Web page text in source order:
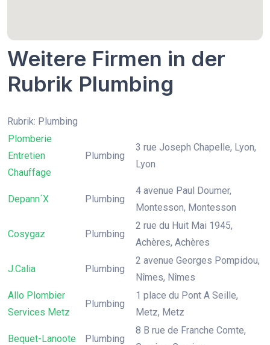
Weitere Firmen in der
Rubrik Plumbing
Rubrik: Plumbing
Plomberie
Entretien
Chauffage
Plumbing
3 rue Joseph Chapelle, Lyon,
Lyon
Depann´X Plumbing
4 avenue Paul Doumer,
Montesson, Montesson
Cosygaz Plumbing
2 rue du Huit Mai 1945,
Achères, Achères
J.Calia Plumbing
2 avenue Georges Pompidou,
Nîmes, Nîmes
Allo Plombier
Services Metz
Plumbing
1 place du Pont A Seille,
Metz, Metz
Bequet-Lanoote Plumbing
8 B rue de Franche Comte,